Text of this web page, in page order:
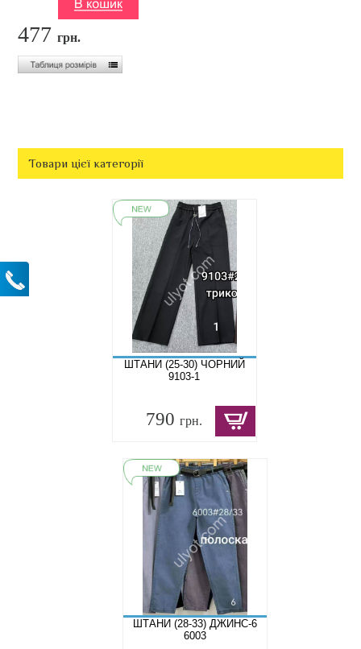
477грн.
Товари цієї категорії
ШТАНИ (25-30) ЧОРНИЙ
9103-1
790 грн.
ШТАНИ (28-33) ДЖИНС-6
6003